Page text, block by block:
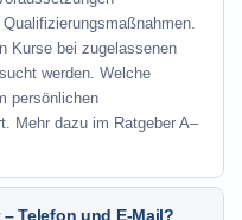
Kurse bei zugelassenen
werden. Welche
persönlichen
Mehr dazu im Ratgeber A–
Telefon und E-Mail?